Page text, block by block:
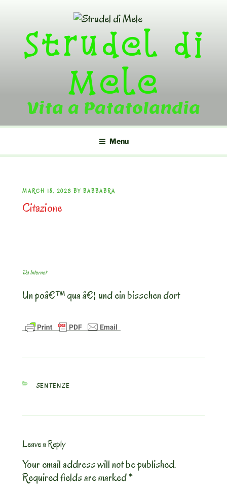
contentStrudel di
Mele
Vita a Patatolandia
Menu
POSTED
ON
MARCH 18, 2023 BY BABBABRA
Citazione
Da Internet
Un poâ€™ qua â€¦ und ein bisschen dort
CATEGORIES
SENTENZE
Leave a Reply
Your email address will not be published.
Required fields are marked*